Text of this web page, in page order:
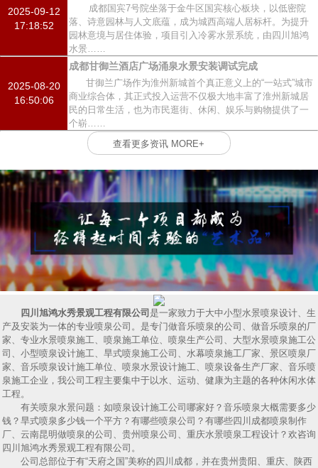
2025-09-12
17:18:52
成都国宾7号院坐落于金牛区国宾核心板块，以低密院
落、诗意园林与人文底蕴，成为城西高端人居标杆。为提升
园林意境与居住体验，项目引入冷雾水景系统，由四川旭鸿
水景……
2025-08-20
16:50:06
成都甘御兰酒店广场涌泉水景安装调试完成
甘御兰广场作为淮州新城首个真正意义上的“一站式”城市
商业综合体，其正式投入运营不仅极大地丰富了淮州新城居
民的日常生活，也为市民逛街、休闲、娱乐与购物提供了一
个崭……
查看更多资讯 MORE+
四川旭鸿水秀景观工程有限公司 是一家致力于大中小型水景喷泉设计、生
产及安装为一体的专业喷泉公司。是专门做音乐喷泉的公司、做音乐喷泉的厂
家、专业水景喷泉施工、喷泉施工单位、喷泉生产公司、大型水景喷泉施工公
司、小型喷泉设计施工、旱式喷泉施工公司、水幕喷泉施工厂家、景区喷泉厂
家、音乐喷泉设计施工单位、喷泉水景设计施工、喷泉设备生产厂家、音乐喷
泉施工企业，我公司工程主要集中于以水、运动、健康为主题的各种休闲水体
工程。
有关喷泉水景问题：如喷泉设计施工公司哪家好？音乐喷泉大概需要多少
钱？旱式喷泉多少钱一个平方？有哪些喷泉公司？有哪些四川成都喷泉制作
厂、云南昆明做喷泉的公司、贵州喷泉公司、重庆水景喷泉工程设计？欢咨询
四川旭鸿水秀景观工程有限公司。
公司总部位于有“天府之国”美称的四川成都，并在贵州贵阳、重庆、陕西